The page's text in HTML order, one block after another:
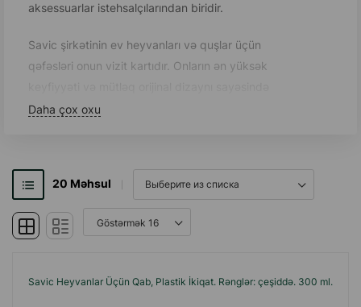
aksessuarlar istehsalçılarından biridir.
Savic şirkətinin ev heyvanları və quşlar üçün
qəfəsləri onun vizit kartıdır. Onların ən yüksək
şirkət dünya şöhrəti qazanmışdır.
Şirkət 2000-ci illərin əvvəllərində, 1999-cu ildə
yaxınlıqda - Savic mərkəzi ofisindən 3 km
məsafədə yerləşən ixtisaslaşmış Goldnest şirkətini
yeni bir zavod tikdi. Bu, ultra müasir və demək olar
Daha çox oxu
20 Məhsul
Savic Heyvanlar Üçün Qab, Plastik İkiqat. Rənglər: çeşiddə. 300 ml.